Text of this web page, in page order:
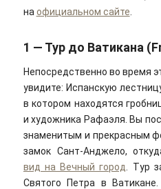
на официальном сайте
1 — Тур до Ватикана
Непосредственно во время
увидите: Испанскую
в котором находятся
и художника Рафаэля. Вы
знаменитым и прекрасным
замок Сант-Анджело,
вид на Вечный город
. Тур
Святого Петра в